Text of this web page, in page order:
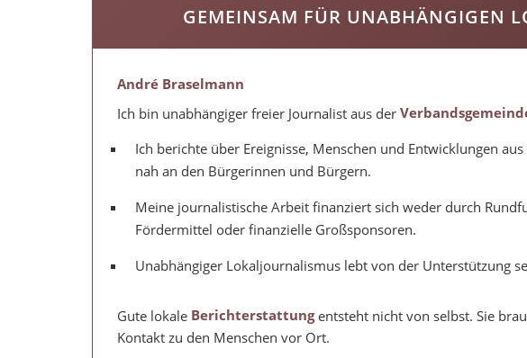
GEMEINSAM FÜR UNABHÄNGIGEN
André Braselmann
Ich bin unabhängiger freier Journalist aus der
Ich berichte über Ereignisse, Menschen und Entwicklungen
nah an den Bürgerinnen und Bürgern.
Meine journalistische Arbeit finanziert sich weder durch
Fördermittel oder finanzielle Großsponsoren.
Unabhängiger Lokaljournalismus lebt von der Unterstützung
Gute lokale Berichterstattungentsteht nicht von selbst. Sie
Kontakt zu den Menschen vor Ort.